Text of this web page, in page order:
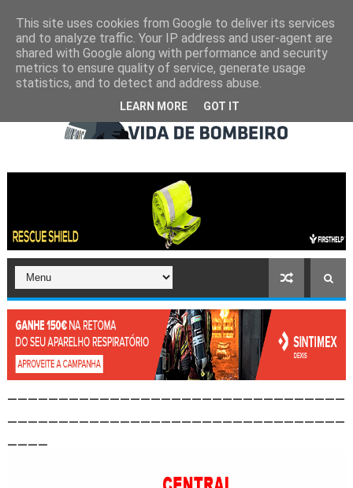
This site uses cookies from Google to deliver its services
and to analyze traffic. Your IP address and user-agent are
shared with Google along with performance and security
metrics to ensure quality of service, generate usage
statistics, and to detect and address abuse.
LEARN MORE GOT IT